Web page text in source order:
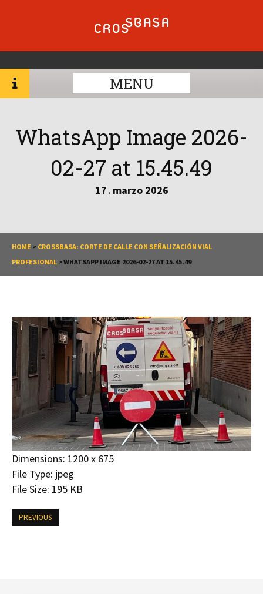
MENU
WhatsApp Image 2026-
02-27 at 15.45.49
17 . marzo 2026
HOME > CROSSBASA: CORTE DE CALLE CON SEÑALIZACIÓN VIAL
PROFESIONAL >WHATSAPP IMAGE 2026-02-27 AT 15.45.49
Dimensions: 1200 x 675
File Type: jpeg
File Size: 195 KB
PREVIOUS